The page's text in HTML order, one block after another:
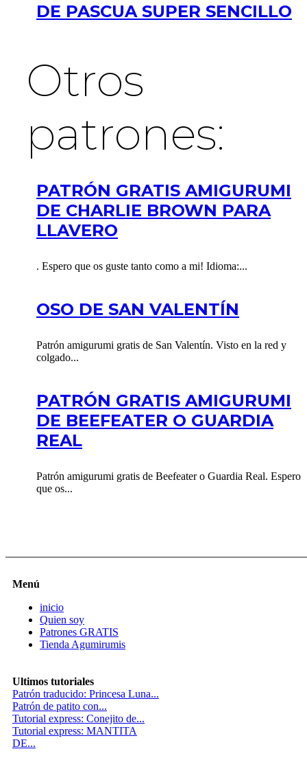
DE PASCUA SUPER SENCILLO
Otros
patrones:
PATRÓN GRATIS AMIGURUMI
DE CHARLIE BROWN PARA
LLAVERO
. Espero que os guste tanto como a mi! Idioma:...
OSO DE SAN VALENTÍN
Patrón amigurumi gratis de San Valentín. Visto en la red y
colgado...
PATRÓN GRATIS AMIGURUMI
DE BEEFEATER O GUARDIA
REAL
Patrón amigurumi gratis de Beefeater o Guardia Real. Espero
que os...
Menú
inicio
Quien soy
Patrones GRATIS
Tienda Agumirumis
Ultimos tutoriales
Patrón traducido: Princesa Luna...
Patrón de patito con...
Tutorial express: Conejito de...
Tutorial express: MANTITA
DE...